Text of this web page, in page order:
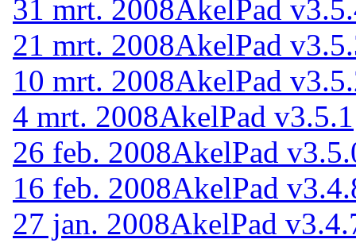
31 mrt. 2008AkelPad
21 mrt. 2008AkelPad
10 mrt. 2008AkelPad
4 mrt. 2008AkelPad v3.5.1
26 feb. 2008AkelPad
16 feb. 2008AkelPad
27 jan. 2008AkelPad